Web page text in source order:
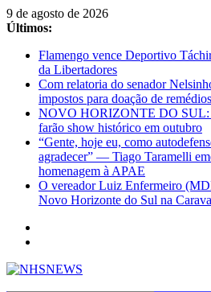
Pular
para
conteúdo
9 de agosto de 2026
Últimos:
Flamengo vence Deportivo
da Libertadores
Com relatoria do senador
impostos para doação de remédios
NOVO HORIZONTE DO SUL:
farão show histórico em outubro
“Gente, hoje eu, como
agradecer” — Tiago Taramelli
homenagem à APAE
O vereador Luiz Enfermeiro
Novo Horizonte do Sul na